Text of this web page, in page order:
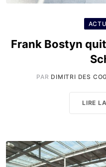
Frank Bostyn
PAR DIMITRI DES
LIRE